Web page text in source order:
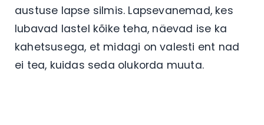
austuse lapse silmis. Lapsevanemad, kes
lubavad lastel kõike teha, näevad ise ka
kahetsusega, et midagi on valesti ent nad
ei tea, kuidas seda olukorda muuta.